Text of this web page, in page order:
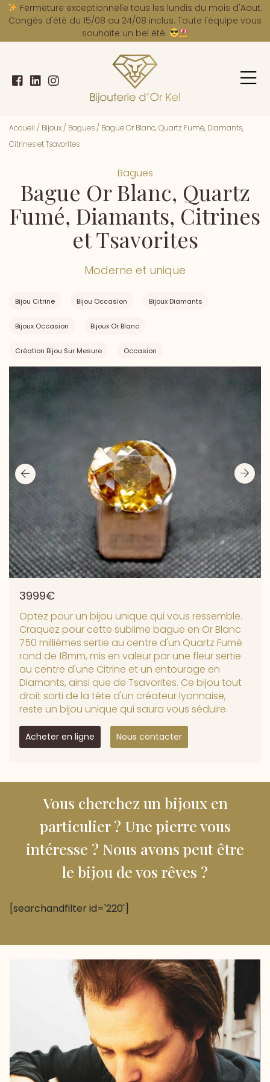
Fermeture exceptionnelle tous les lundis du mois d'Aout.
Congés d'été du 15/08 au 24/08 inclus. Toute l'équipe vous
souhaite un bel été.
Accueil / Bijoux / Bagues / Bague Or Blanc, Quartz Fumé, Diamants,
Citrines et Tsavorites
Bagues
Bague Or Blanc, Quartz
Fumé, Diamants, Citrines
et Tsavorites
Moderne et unique
Bijou Citrine Bijou Occasion Bijoux Diamants
Bijoux Occasion Bijoux Or Blanc
Création Bijou Sur Mesure Occasion
3999€
Optez pour un bijou unique qui vous ressemble.
Craquez pour cette sublime bague en Or Blanc
750 millièmes sertie au centre d'un Quartz Fumé
rond de 18mm, mis en valeur par une fleur sertie
au centre d'une Citrine et un entourage en
Diamants, ainsi que de Tsavorites. Ce bijou tout
droit sorti de la tête d'un créateur lyonnaise,
reste un bijou unique qui saura vous séduire.
Acheter en ligne Nous contacter
Vous cherchez un bijoux en
particulier ? Une pierre vous
intéresse ? Nous avons peut être
le bijou de vos rêves ?
[searchandfilter id='220']